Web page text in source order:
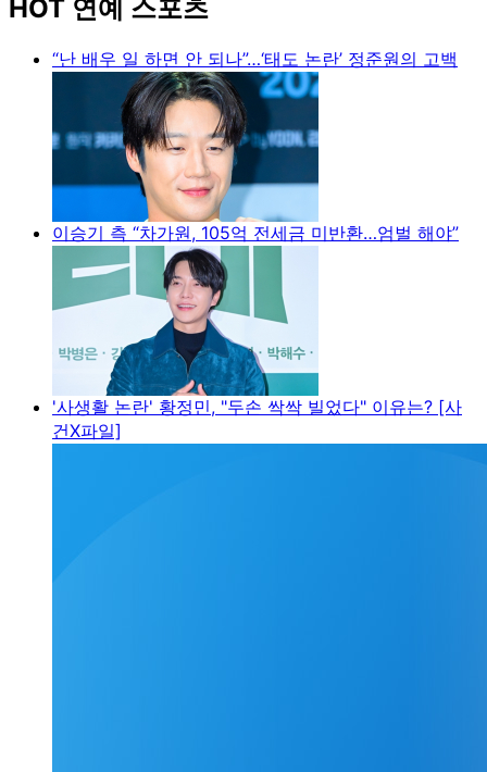
HOT 연예 스포츠
“난 배우 일 하면 안 되나”…‘태도 논란’ 정준원의 고백
이승기 측 “차가원, 105억 전세금 미반환…엄벌 해야”
'사생활 논란' 황정민, "두손 싹싹 빌었다" 이유는? [사
건X파일]